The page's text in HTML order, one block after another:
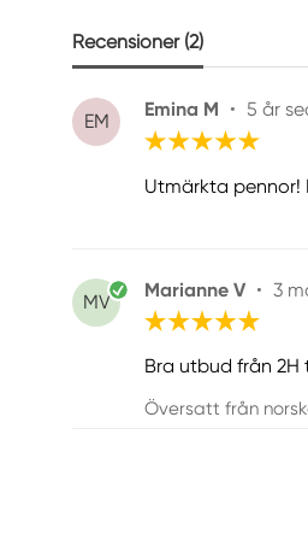
Recensioner (2)
EM
Emina M • 5 år
Utmärkta pennor!
MV
Marianne V • 3
Bra utbud från 2H
Översatt från